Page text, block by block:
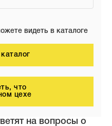
видеть в каталоге
что
цехе
на вопросы о